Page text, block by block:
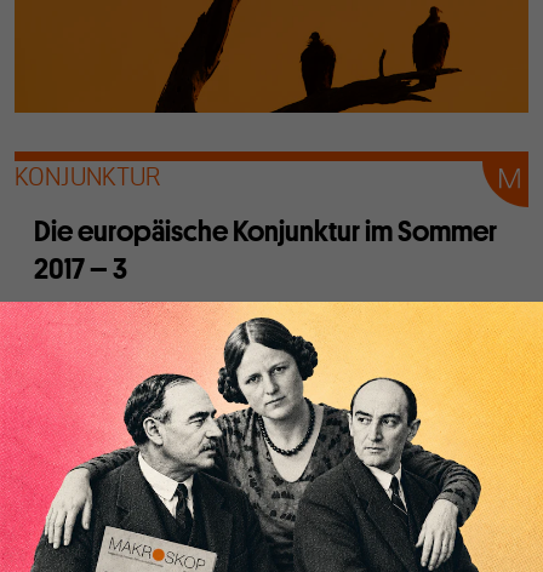
KONJUNKTUR
Die europäische Konjunktur im Sommer
2017 – 3
Vonder Redaktion
Dass es eine leichte Belebung in der Industrie in den
meisten Ländern Europas gibt, haben wir gezeigt. In den
Binnenmarktbereichen ist das weniger klar. Deswegen
sollte sich die Politik nicht auf den schwachen Euro
verlassen, sondern selbst handeln.